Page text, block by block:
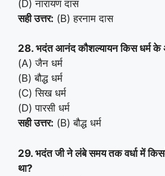
(D) नारायण दास
सही उत्तर: (B) हरनाम दास
28. भदंत आनंद कौशल्यायन किस धर्म के
(A) जैन धर्म
(B) बौद्ध धर्म
(C) सिख धर्म
(D) पारसी धर्म
सही उत्तर: (B) बौद्ध धर्म
29. भदंत जी ने लंबे समय तक वर्धा में
था?